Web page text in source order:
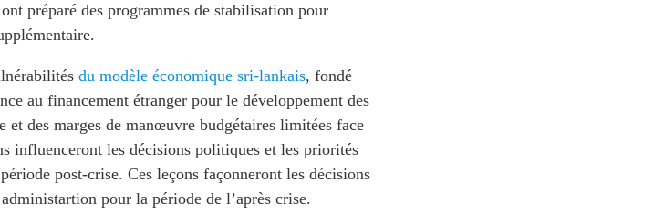
préparé des programmes de stabilisation pour
du modèle économique sri-lankais, fondé
au financement étranger pour le développement des
des marges de manœuvre budgétaires limitées face
influenceront les décisions politiques et les priorités
post-crise. Ces leçons façonneront les décisions
pour la période de l’après crise.